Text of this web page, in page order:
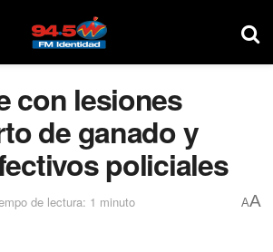
con lesiones
de ganado y
policiales
de lectura: 1 minuto AA